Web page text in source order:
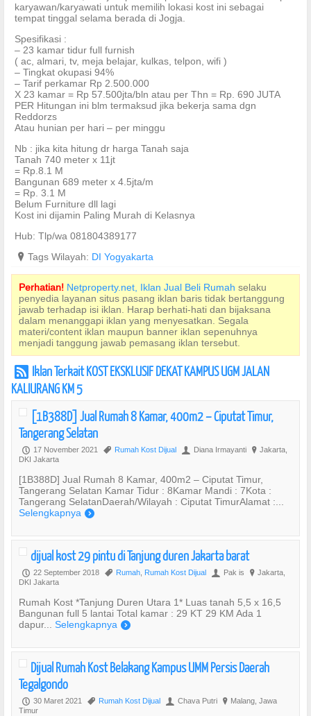
karyawan/karyawati untuk memilih lokasi kost ini sebagai
tempat tinggal selama berada di Jogja.
Spesifikasi :
– 23 kamar tidur full furnish
( ac, almari, tv, meja belajar, kulkas, telpon, wifi )
– Tingkat okupasi 94%
– Tarif perkamar Rp 2.500.000
X 23 kamar = Rp 57.500jta/bln atau per Thn = Rp. 690 JUTA
PER Hitungan ini blm termaksud jika bekerja sama dgn
Reddorzs
Atau hunian per hari – per minggu
Nb : jika kita hitung dr harga Tanah saja
Tanah 740 meter x 11jt
= Rp.8.1 M
Bangunan 689 meter x 4.5jta/m
= Rp. 3.1 M
Belum Furniture dll lagi
Kost ini dijamin Paling Murah di Kelasnya
Hub: Tlp/wa 081804389177
? Tags Wilayah: DI Yogyakarta
Perhatian! Netproperty.net, Iklan Jual Beli Rumah selaku
penyedia layanan situs pasang iklan baris tidak bertanggung
jawab terhadap isi iklan. Harap berhati-hati dan bijaksana
dalam menanggapi iklan yang menyesatkan. Segala
materi/content iklan maupun banner iklan sepenuhnya
menjadi tanggung jawab pemasang iklan tersebut.
r Iklan Terkait KOST EKSKLUSIF DEKAT KAMPUS UGM JALAN
KALIURANG KM 5
[1B388D] Jual Rumah 8 Kamar, 400m2 – Ciputat Timur,
Tangerang Selatan
P 17 November 2021 , Rumah Kost Dijual U Diana Irmayanti ? Jakarta,
DKI Jakarta
[1B388D] Jual Rumah 8 Kamar, 400m2 – Ciputat Timur,
Tangerang Selatan Kamar Tidur : 8Kamar Mandi : 7Kota :
Tangerang SelatanDaerah/Wilayah : Ciputat TimurAlamat :...
Selengkapnya )
dijual kost 29 pintu di Tanjung duren Jakarta barat
P 22 September 2018 , Rumah, Rumah Kost Dijual U Pak is ? Jakarta,
DKI Jakarta
Rumah Kost *Tanjung Duren Utara 1* Luas tanah 5,5 x 16,5
Bangunan full 5 lantai Total kamar : 29 KT 29 KM Ada 1
dapur... Selengkapnya )
Dijual Rumah Kost Belakang Kampus UMM Persis Daerah
Tegalgondo
P 30 Maret 2021 , Rumah Kost Dijual U Chava Putri ? Malang, Jawa
Timur